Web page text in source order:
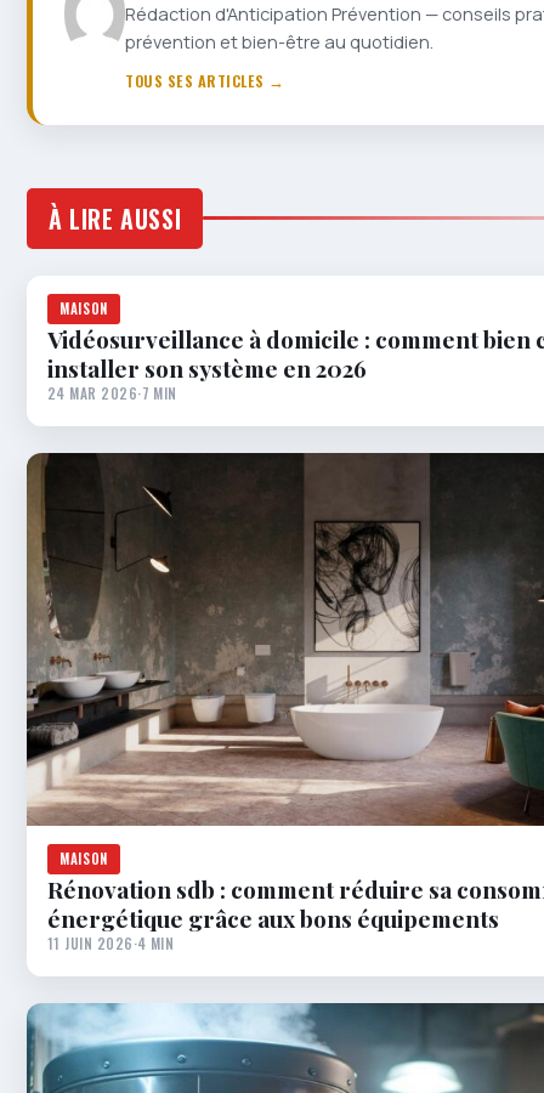
Rédaction d'Anticipation Prévention — conseils
prévention et bien-être au quotidien.
TOUS SES ARTICLES →
À LIRE AUSSI
MAISON
Vidéosurveillance à domicile : comment bien
installer son système en 2026
24 MAR 2026·7 MIN
MAISON
Rénovation sdb : comment réduire sa
énergétique grâce aux bons équipements
11 JUIN 2026·4 MIN